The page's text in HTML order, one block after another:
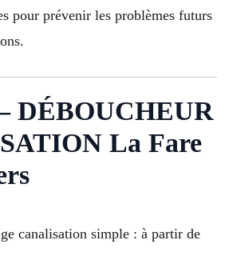
pour prévenir les problèmes futurs
DÉBOUCHEUR
La Fare
canalisation simple : à partir de